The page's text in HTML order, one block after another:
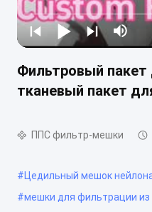
Фильтровый пакет
тканевый пакет
ППС фильтр-мешки
#Цедильный мешок
#мешки для фильтрации